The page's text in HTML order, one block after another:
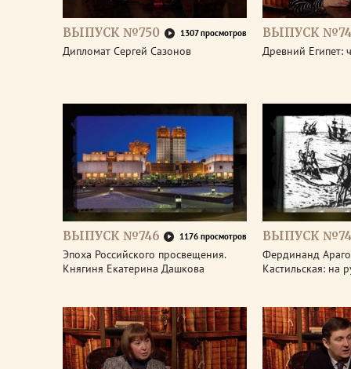
ВЫПУСК №750 1307 просмотров
Дипломат Сергей Сазонов
ВЫПУСК
Древний Египет:
ВЫПУСК №746 1176 просмотров
Эпоха Российского просвещения.
Княгиня Екатерина Дашкова
ВЫПУСК
Фердинанд
Кастильская: на